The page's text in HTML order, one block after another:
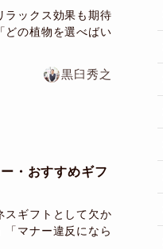
ラックス効果も期待
どの植物を選べばい
黒臼秀之
・おすすめギフ
スギフトとして欠か
「マナー違反になら